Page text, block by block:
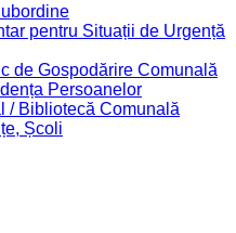
pentru Situații de Urgență
de Gospodărire Comunală
Persoanelor
/ Bibliotecă Comunală
Școli